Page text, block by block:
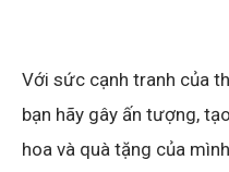
Với sức cạnh tranh của
bạn hãy gây ấn tượng,
hoa và quà tặng của